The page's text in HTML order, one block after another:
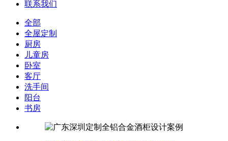
联系我们
全部
全屋定制
厨房
儿童房
卧室
客厅
洗手间
阳台
书房